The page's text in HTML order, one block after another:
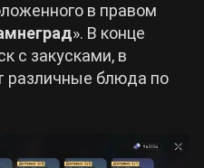
в правом
». В конце
с закусками, в
различные блюда по